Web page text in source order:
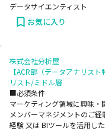
データサイエンティスト
お気に入り
株式会社分析屋
【ACR部（データアナリス
リスト/ミドル層
■必須条件
マーケティング領域に興味・
メンバーマネジメントのご
経験 又は BIツールを活用し